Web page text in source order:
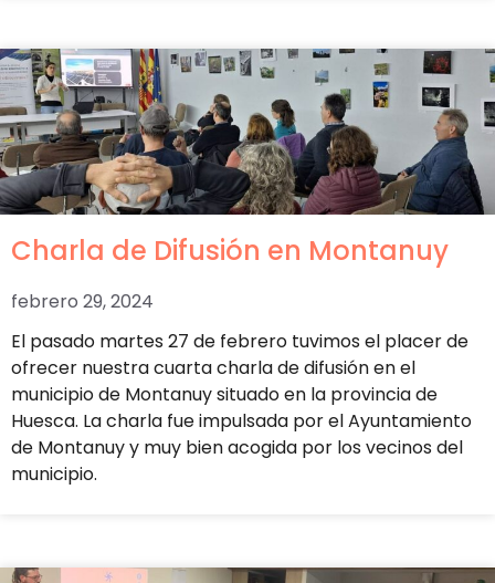
Charla de Difusión en Montanuy
febrero 29, 2024
El pasado martes 27 de febrero tuvimos el placer de
ofrecer nuestra cuarta charla de difusión en el
municipio de Montanuy situado en la provincia de
Huesca. La charla fue impulsada por el Ayuntamiento
de Montanuy y muy bien acogida por los vecinos del
municipio.